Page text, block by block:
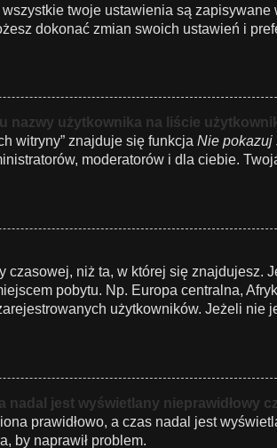
twoje ustawienia są
dokonać zmian swoich ustawień i
nazwy użytkownika na liście
witryny” znajduje się funkcja Nie pokazuj
moderatorów i dla ciebie.
czasowej, niż ta, w której się znajdujesz.
pobytu. Np. Europa centralna,
użytkowników. Jeżeli
nadal jest wyświetlany nieprawidłowy
prawidłowo, a czas nadal jest
by naprawił problem.